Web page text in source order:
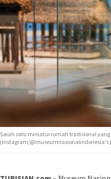
Salah satu miniatur rumah tradisional
(Instagram/@museumnasionalindonesia's